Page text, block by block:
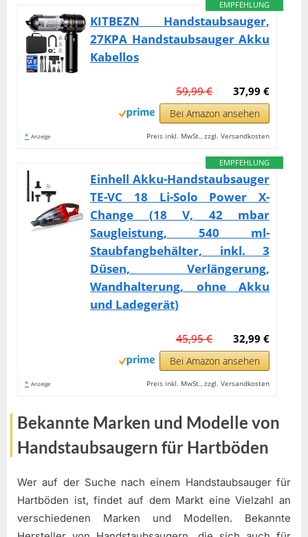
EMPFEHLUNG
KITBEZN Handstaubsauger,
27KPA Handstaubsauger Akku
Kabellos
37,99 €
59,99 €
Bei Amazon ansehen
* Anzeige Preis inkl. MwSt., zzgl. Versandkosten
EMPFEHLUNG
Einhell Akku-Handstaubsauger
TE-VC 18 Li-Solo Power X-
Change (18 V, 42 mbar
Saugleistung, 540 ml-
Staubfangbehälter, inkl. 3
Düsen, Verlängerung,
Wandhalterung, ohne Akku
und Ladegerät)
32,99 €
45,95 €
Bei Amazon ansehen
* Anzeige Preis inkl. MwSt., zzgl. Versandkosten
Bekannte Marken und Modelle von
Handstaubsaugern für Hartböden
Wer auf der Suche nach einem Handstaubsauger für
Hartböden ist, findet auf dem Markt eine Vielzahl an
verschiedenen Marken und Modellen. Bekannte